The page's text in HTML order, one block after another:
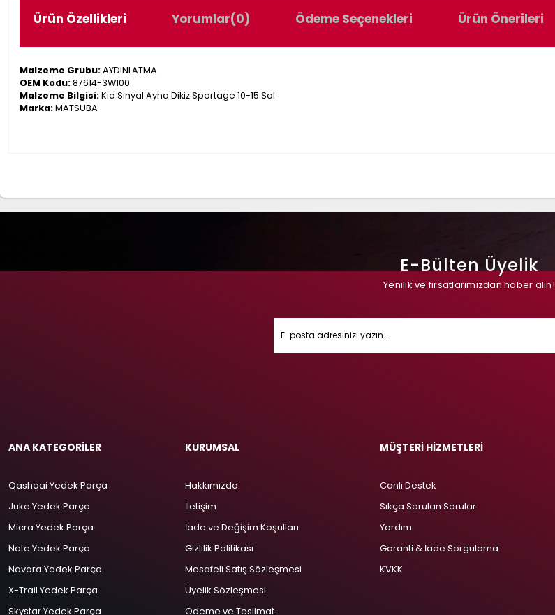
Ürün Özellikleri Yorumlar(0) Ödeme Seçenekleri Ürün Önerileri
Malzeme Grubu:AYDINLATMA
OEM Kodu:87614-3W100
Malzeme Bilgisi:Kıa Sinyal Ayna Dikiz Sportage 10-15 Sol
Marka:MATSUBA
E-Bülten Üyelik
Yenilik ve fırsatlarımızdan haber alın!
ANA KATEGORİLER
Qashqai Yedek Parça
Juke Yedek Parça
Micra Yedek Parça
Note Yedek Parça
Navara Yedek Parça
X-Trail Yedek Parça
Skystar Yedek Parça
KURUMSAL
Hakkımızda
İletişim
İade ve Değişim Koşulları
Gizlilik Politikası
Mesafeli Satış Sözleşmesi
Üyelik Sözleşmesi
Ödeme ve Teslimat
MÜŞTERİ HİZMETLERİ
Canlı Destek
Sıkça Sorulan Sorular
Yardım
Garanti & İade Sorgulama
KVKK